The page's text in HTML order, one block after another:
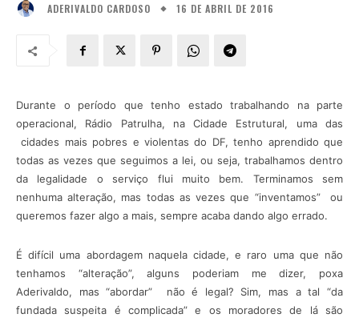
ADERIVALDO CARDOSO 16 DE ABRIL DE 2016
Durante o período que tenho estado trabalhando na parte
operacional, Rádio Patrulha, na Cidade Estrutural, uma das
cidades mais pobres e violentas do DF, tenho aprendido que
todas as vezes que seguimos a lei, ou seja, trabalhamos dentro
da legalidade o serviço flui muito bem. Terminamos sem
nenhuma alteração, mas todas as vezes que “inventamos” ou
queremos fazer algo a mais, sempre acaba dando algo errado.
É difícil uma abordagem naquela cidade, e raro uma que não
tenhamos “alteração”, alguns poderiam me dizer, poxa
Aderivaldo, mas “abordar” não é legal? Sim, mas a tal “da
fundada suspeita é complicada” e os moradores de lá são